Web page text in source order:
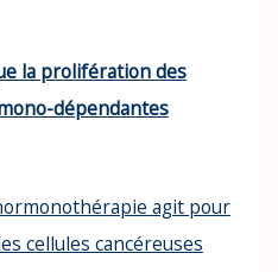
la prolifération des
dépendantes